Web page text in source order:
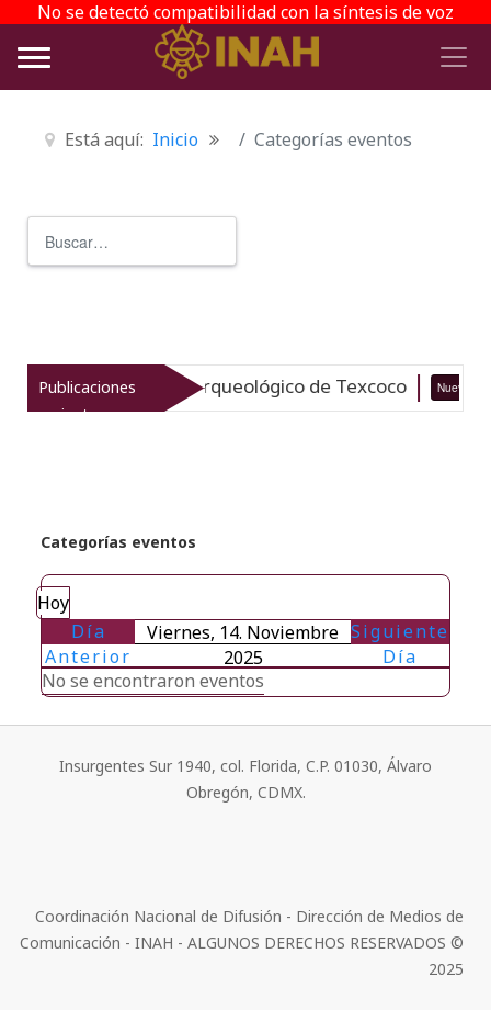
No se detectó compatibilidad con la síntesis de voz
Está aquí: Inicio Categorías eventos
Publicaciones
recientes
el patrimonio arqueológico de Texcoco Nuevo
Categorías eventos
Hoy
Día
Anterior
Viernes, 14. Noviembre
2025
Siguiente
Día
No se encontraron eventos
Insurgentes Sur 1940, col. Florida, C.P. 01030, Álvaro
Obregón, CDMX.
Coordinación Nacional de Difusión - Dirección de Medios de
Comunicación - INAH - ALGUNOS DERECHOS RESERVADOS ©
2025